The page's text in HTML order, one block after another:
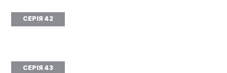
СЕРІЯ 42
СЕРІЯ 43